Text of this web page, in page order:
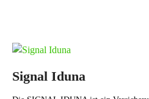
Signal Iduna